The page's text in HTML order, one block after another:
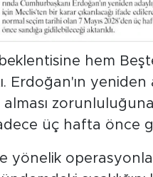
hem
Erdoğan'ın
alması
üç hafta önce
yönelik